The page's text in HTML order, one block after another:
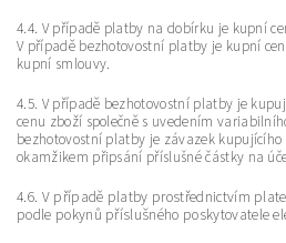
4.4. V případě platby na dobírku je kupní
V případě bezhotovostní platby je kupní
kupní smlouvy.
4.5. V případě bezhotovostní platby je
cenu zboží společně s uvedením
bezhotovostní platby je závazek
okamžikem připsání příslušné částky na
4.6. V případě platby prostřednictvím
podle pokynů příslušného poskytovatele